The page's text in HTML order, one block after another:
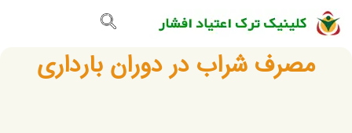
مصرف شراب در دوران بارداری